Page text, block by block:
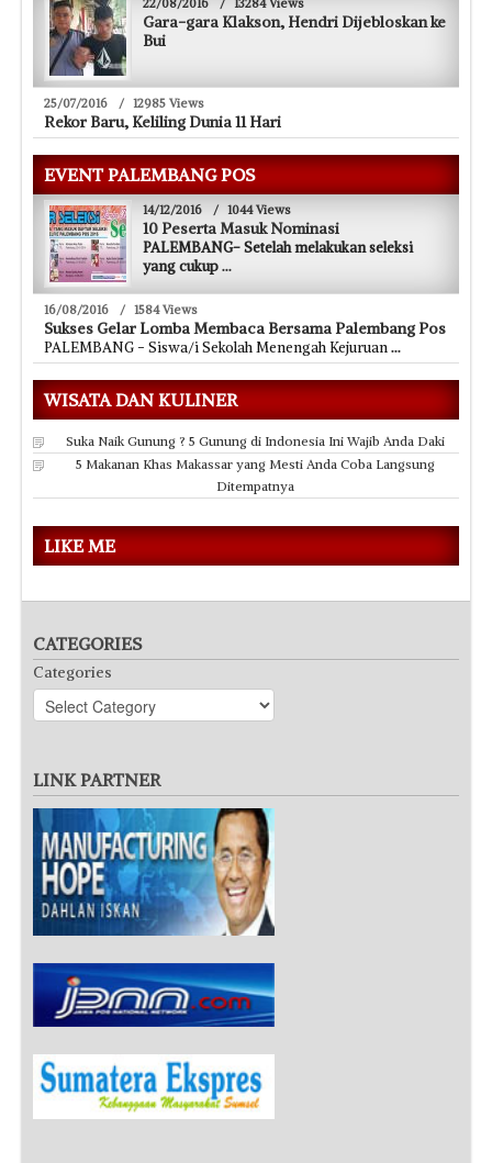
Gara-gara Klakson, Hendri Dijebloskan ke
Bui
25/07/2016 / 12985 Views
Rekor Baru, Keliling Dunia 11 Hari
EVENT PALEMBANG POS
14/12/2016 / 1044 Views
10 Peserta Masuk Nominasi
PALEMBANG- Setelah melakukan seleksi
yang cukup...
16/08/2016 / 1584 Views
Sukses Gelar Lomba Membaca Bersama Palembang Pos
PALEMBANG - Siswa/i Sekolah Menengah Kejuruan...
WISATA DAN KULINER
Suka Naik Gunung ? 5 Gunung di Indonesia Ini Wajib Anda Daki
5 Makanan Khas Makassar yang Mesti Anda Coba Langsung
Ditempatnya
LIKE ME
CATEGORIES
Categories
LINK PARTNER